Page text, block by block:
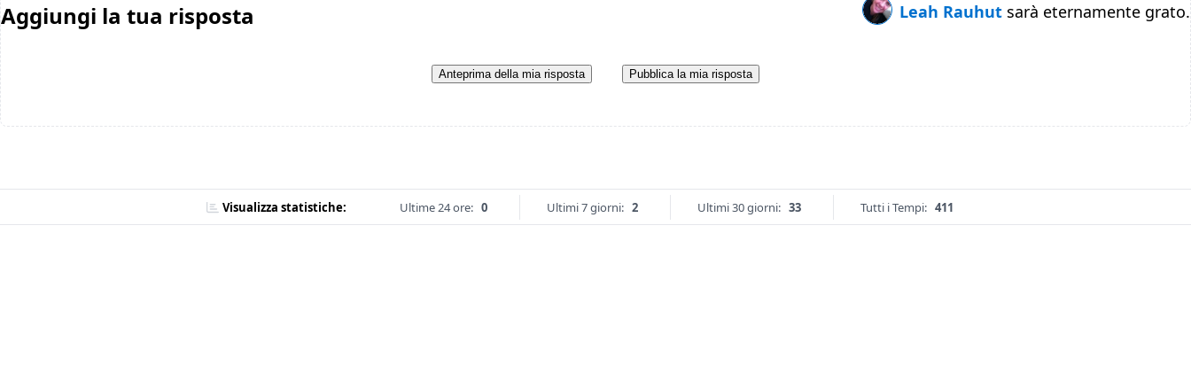
Aggiungi la tua risposta Leah Rauhut sarà eternamente grato.
Anteprima della mia risposta Pubblica la mia risposta
Visualizza statistiche: Ultime 24 ore: 0 Ultimi 7 giorni: 2 Ultimi 30 giorni: 33 Tutti i Tempi: 411